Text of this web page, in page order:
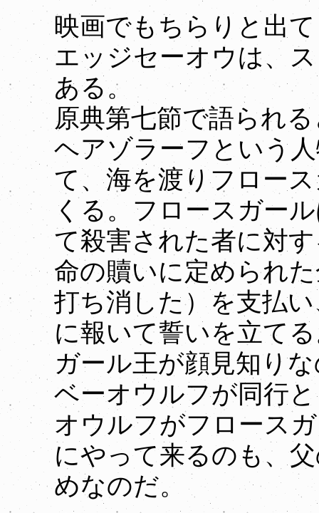
映画でもちらりと出
エッジセーオウは、
ある。
原典第七節で語られ
ヘアゾラーフという
て、海を渡りフロー
くる。フロースガー
て殺害された者に対
命の贖いに定められ
打ち消した）を支払
に報いて誓いを立て
ガール王が顔見知り
ベーオウルフが同行
オウルフがフロース
にやって来るのも、
めなのだ。